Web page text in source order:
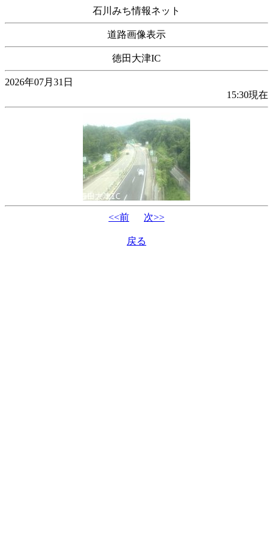
石川みち情報ネット
道路画像表示
徳田大津IC
2026年07月31日
15:30現在
<<前 次>>
戻る